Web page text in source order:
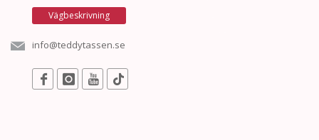
Vägbeskrivning
info@teddytassen.se